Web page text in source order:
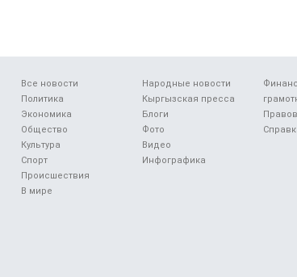
Все новости
Политика
Экономика
Общество
Культура
Спорт
Происшествия
В мире
Народные новости
Кыргызская пресса
Блоги
Фото
Видео
Инфографика